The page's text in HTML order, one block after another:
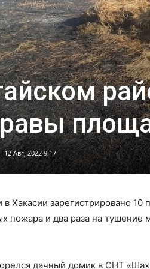
12 Авг, 2022 9:17
Хакасии зарегистрировано
пожара и два раза на
дачный домик в СНТ